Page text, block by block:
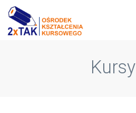
Kursy